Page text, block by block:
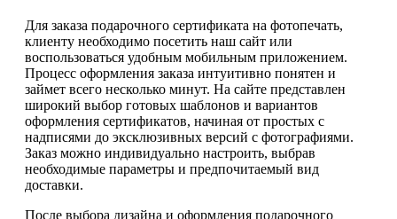
Для заказа подарочного сертификата на фотопечать,
клиенту необходимо посетить наш сайт или
воспользоваться удобным мобильным приложением.
Процесс оформления заказа интуитивно понятен и
займет всего несколько минут. На сайте представлен
широкий выбор готовых шаблонов и вариантов
оформления сертификатов, начиная от простых с
надписями до эксклюзивных версий с фотографиями.
Заказ можно индивидуально настроить, выбрав
необходимые параметры и предпочитаемый вид
доставки.
После выбора дизайна и оформления подарочного